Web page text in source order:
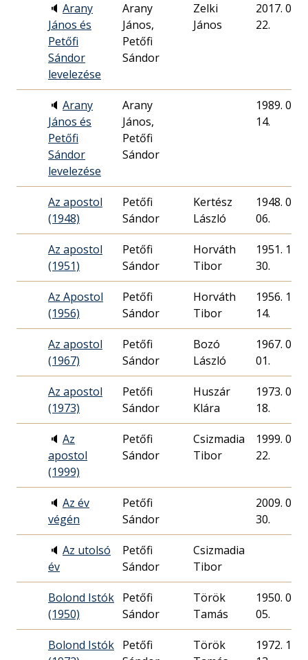
🔈 Arany
János és
Petőfi
Sándor
levelezése
Arany
János,
Petőfi
Sándor
Zelki
János
2017. 05.
22.
🔈 Arany
János és
Petőfi
Sándor
levelezése
Arany
János,
Petőfi
Sándor
1989. 08.
14.
Az apostol
(1948)
Petőfi
Sándor
Kertész
László
1948. 03.
06.
Az apostol
(1951)
Petőfi
Sándor
Horváth
1951. 12.
30.
Az Apostol
(1956)
Petőfi
Sándor
Horváth
1956. 10.
14.
Az apostol
(1967)
Petőfi
Sándor
Bozó
László
1967. 01.
01.
Az apostol
(1973)
Petőfi
Sándor
Huszár
Klára
1973. 03.
18.
🔈 Az
apostol
(1999)
Petőfi
Sándor
Csizmadia
Tibor
1999. 06.
22.
🔈 Az év
végén
Petőfi
Sándor
2009. 07.
30.
🔈 Az utolsó
év
Petőfi
Sándor
Csizmadia
Tibor
Bolond Istók
(1950)
Petőfi
Sándor
Török
Tamás
1950. 04.
05.
Bolond Istók Petőfi
Török
1972. 11.